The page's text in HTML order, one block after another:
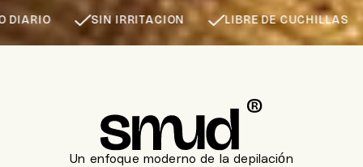
SIN IRRITACION LIBRE DE CUCHILLAS CONFORT
Un enfoque moderno de la depilación